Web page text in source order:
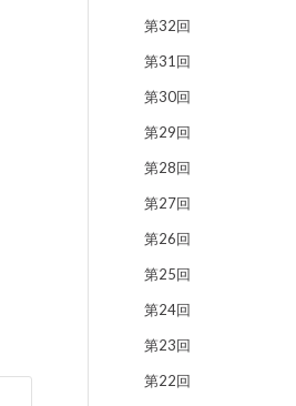
第32回
第31回
第30回
第29回
第28回
第27回
第26回
第25回
第24回
第23回
第22回